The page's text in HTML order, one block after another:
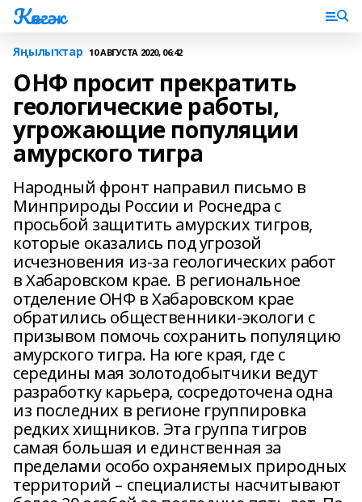
Көнгәк
Яңылыҡтар 10 АВГУСТА 2020, 06:42
ОНФ просит прекратить
геологические работы,
угрожающие популяции
амурского тигра
Народный фронт направил письмо в
Минприроды России и Роснедра с
просьбой защитить амурских тигров,
которые оказались под угрозой
исчезновения из-за геологических работ
в Хабаровском крае. В региональное
отделение ОНФ в Хабаровском крае
обратились общественники-экологи с
призывом помочь сохранить популяцию
амурского тигра. На юге края, где с
середины мая золотодобытчики ведут
разработку карьера, сосредоточена одна
из последних в регионе группировка
редких хищников. Эта группа тигров
самая большая и единственная за
пределами особо охраняемых природных
территорий – специалисты насчитывают